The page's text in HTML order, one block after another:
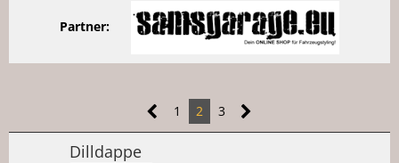
Partner:
1 2 3
Dilldappe